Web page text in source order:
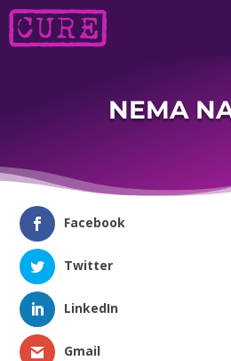
NEMA
Facebook
Twitter
LinkedIn
Gmail